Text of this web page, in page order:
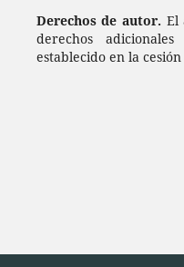
Derechos de autor. El
derechos
establecido en la